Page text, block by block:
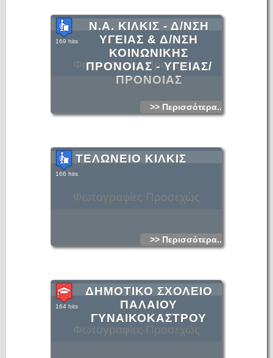
Φωτογραφίες Προσεχώς
Ν.Α. ΚΙΛΚΙΣ - Δ/ΝΣΗ
ΥΓΕΙΑΣ & Δ/ΝΣΗ
ΚΟΙΝΩΝΙΚΗΣ
ΠΡΟΝΟΙΑΣ - ΥΓΕΙΑΣ/
ΠΡΟΝΟΙΑΣ
169 hits
>> Περισσότερα...
Φωτογραφίες Προσεχώς
ΤΕΛΩΝΕΙΟ ΚΙΛΚΙΣ
166 hits
>> Περισσότερα...
Φωτογραφίες Προσεχώς
ΔΗΜΟΤΙΚΟ ΣΧΟΛΕΙΟ
ΠΑΛΑΙΟΥ
ΓΥΝΑΙΚΟΚΑΣΤΡΟΥ
164 hits